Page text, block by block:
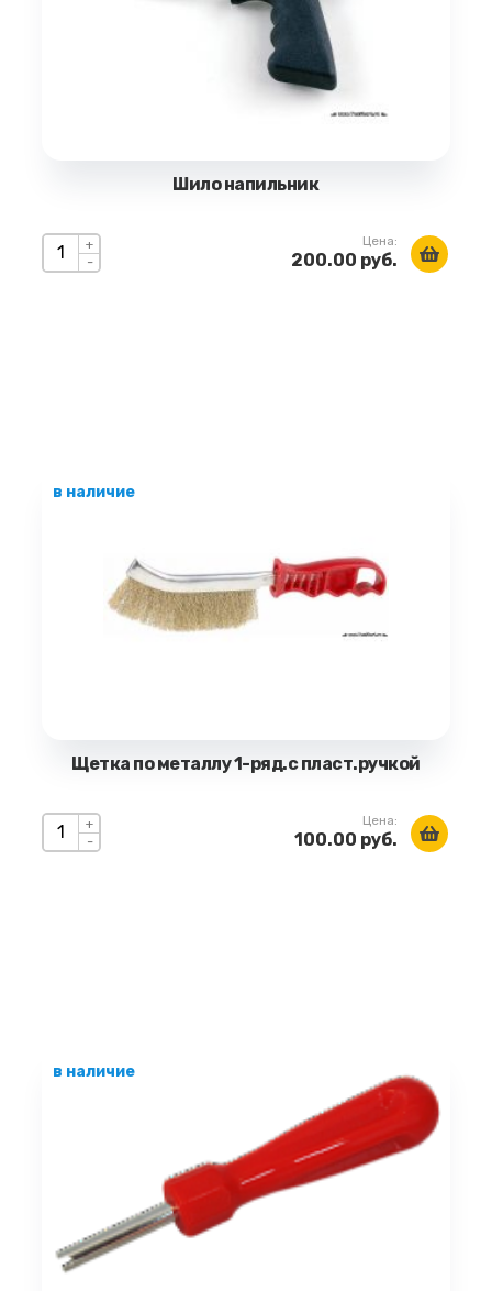
Шило напильник
+
-
Цена:
200.00 руб.
в наличие
Щетка по металлу 1-ряд.с пласт.ручкой
+
-
Цена:
100.00 руб.
в наличие